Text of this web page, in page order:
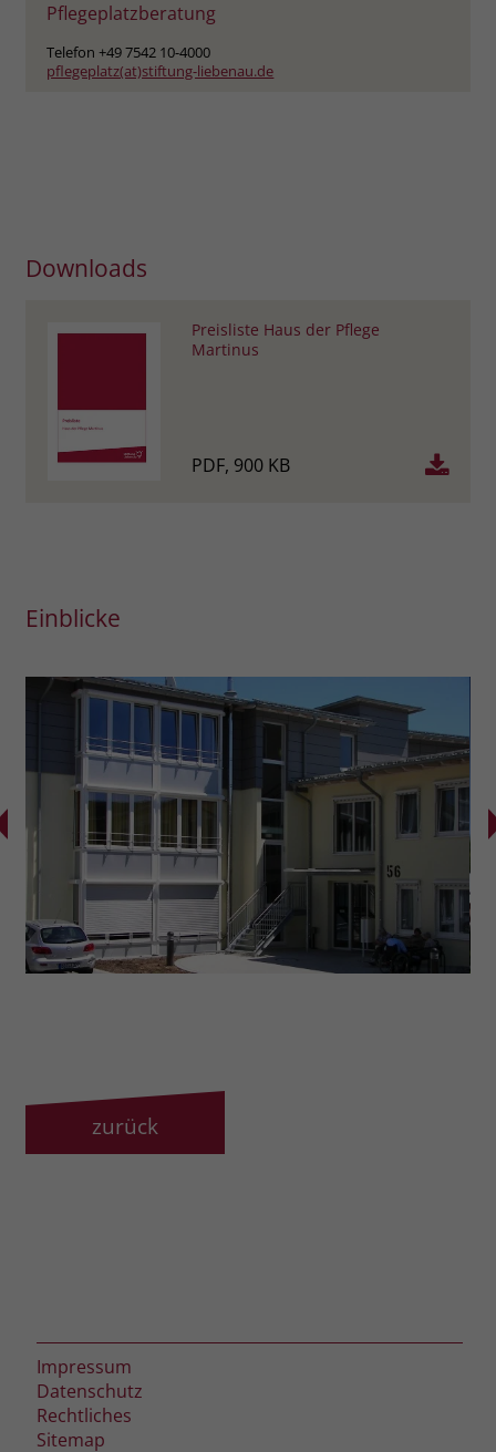
Pflegeplatzberatung
Telefon +49 7542 10-4000
pflegeplatz(at)stiftung-liebenau.de
Downloads
Preisliste Haus der Pflege
Martinus
PDF, 900 KB
Einblicke
zurück
Impressum
Datenschutz
Rechtliches
Sitemap